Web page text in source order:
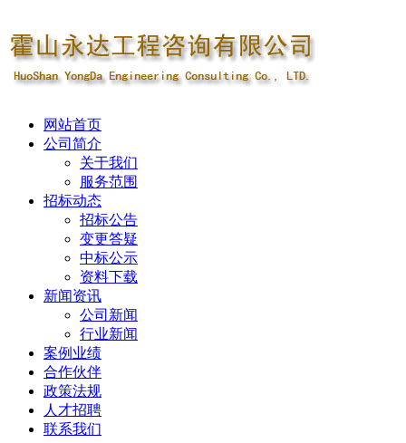
网站首页
公司简介
关于我们
服务范围
招标动态
招标公告
变更答疑
中标公示
资料下载
新闻资讯
公司新闻
行业新闻
案例业绩
合作伙伴
政策法规
人才招聘
联系我们